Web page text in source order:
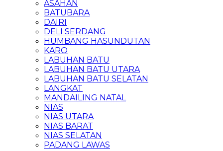
ASAHAN
BATUBARA
DAIRI
DELI SERDANG
HUMBANG HASUNDUTAN
KARO
LABUHAN BATU
LABUHAN BATU UTARA
LABUHAN BATU SELATAN
LANGKAT
MANDAILING NATAL
NIAS
NIAS UTARA
NIAS BARAT
NIAS SELATAN
PADANG LAWAS